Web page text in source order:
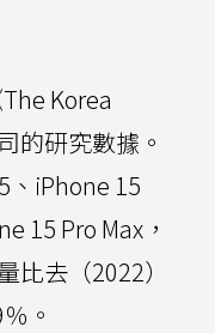
The Korea
的研究數據。
、iPhone 15
15 Pro Max，
去（2022）
。